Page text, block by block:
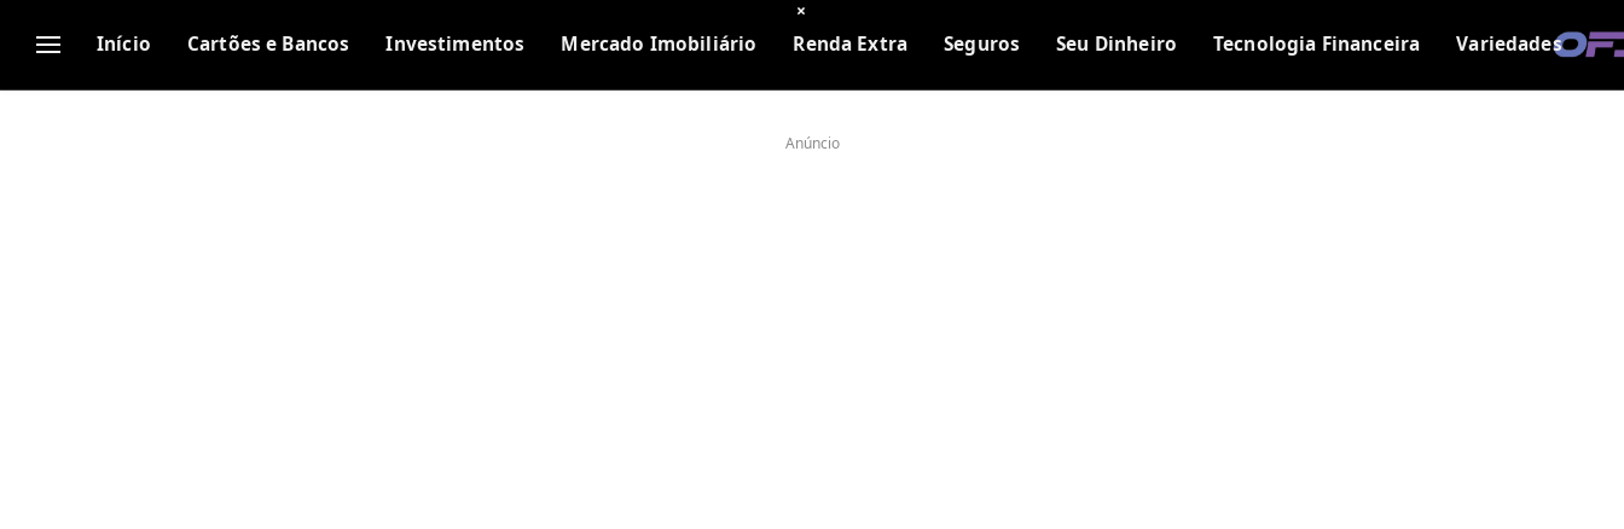
Início Cartões e Bancos Investimentos Mercado Imobiliário Renda Extra Seguros Seu Dinheiro Tecnologia Financeira Variedades
Anúncio
×